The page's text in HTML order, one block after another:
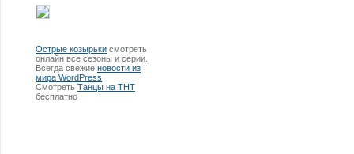
Острые козырьки смотреть
онлайн все сезоны и серии.
Всегда свежие новости из
мира WordPress
Смотреть Танцы на ТНТ
бесплатно